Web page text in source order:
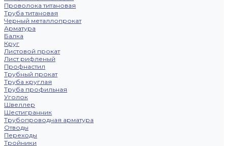
Проволока титановая
Труба титановая
Черный металлопрокат
Арматура
Балка
Круг
Листовой прокат
Лист рифленый
Профнастил
Трубный прокат
Труба круглая
Труба профильная
Уголок
Швеллер
Шестигранник
Трубопроводная арматура
Отводы
Переходы
Тройники